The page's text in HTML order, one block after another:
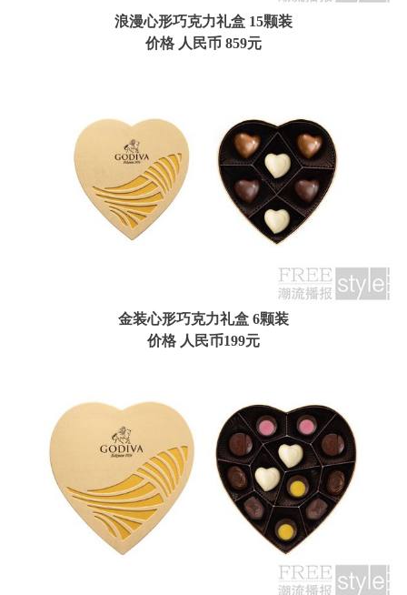
浪漫心形巧克力礼盒 15颗装
价格 人民币 859元
金装心形巧克力礼盒 6颗装
价格 人民币199元